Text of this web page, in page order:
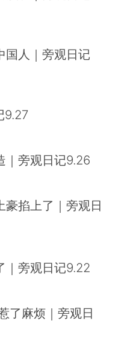
国人｜旁观日记
9.27
｜旁观日记9.26
豪掐上了｜旁观日
｜旁观日记9.22
了麻烦｜旁观日